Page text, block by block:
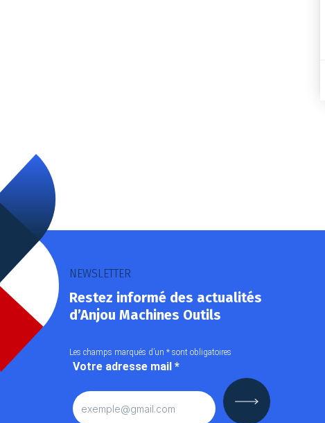
NEWSLETTER
Restez informé des actualités
d’Anjou Machines Outils
Les champs marqués d’un * sont obligatoires
Votre adresse mail *